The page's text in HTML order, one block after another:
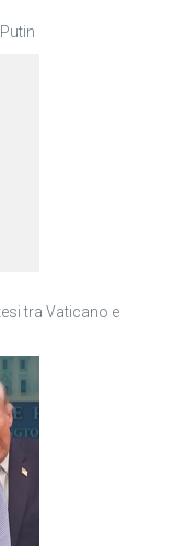
tra Vaticano e